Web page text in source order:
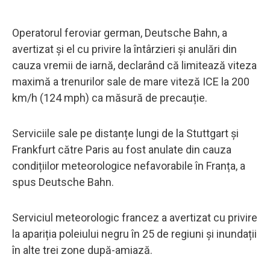
Operatorul feroviar german, Deutsche Bahn, a
avertizat și el cu privire la întârzieri și anulări din
cauza vremii de iarnă, declarând că limitează viteza
maximă a trenurilor sale de mare viteză ICE la 200
km/h (124 mph) ca măsură de precauție.
Serviciile sale pe distanțe lungi de la Stuttgart și
Frankfurt către Paris au fost anulate din cauza
condițiilor meteorologice nefavorabile în Franța, a
spus Deutsche Bahn.
Serviciul meteorologic francez a avertizat cu privire
la apariția poleiului negru în 25 de regiuni și inundații
în alte trei zone după-amiază.